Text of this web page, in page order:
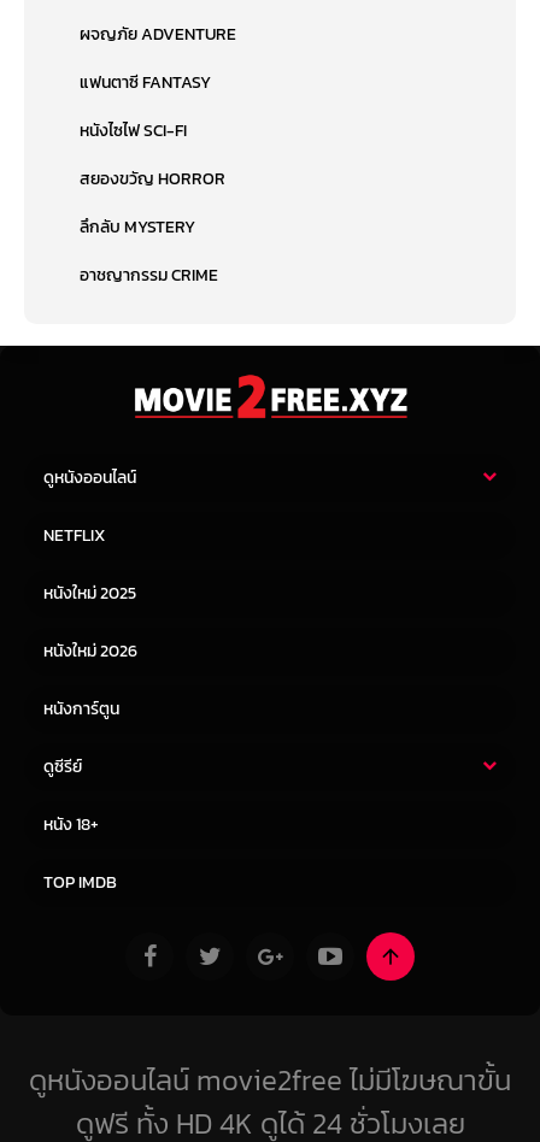
ผจญภัย ADVENTURE
แฟนตาซี FANTASY
หนังไซไฟ SCI-FI
สยองขวัญ HORROR
ลึกลับ MYSTERY
อาชญากรรม CRIME
ดูหนังออนไลน์
หนังจีน
NETFLIX
หนังใหม่ 2025
หนังใหม่ 2026
หนังการ์ตูน
ดูซีรีย์
หนัง 18+
TOP IMDB
ดูหนังออนไลน์ movie2free ไม่มีโฆษณาขั้น
ดูฟรี ทั้ง HD 4K ดูได้ 24 ชั่วโมงเลย